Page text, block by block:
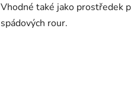
Vhodné také jako prostředek
spádových rour.